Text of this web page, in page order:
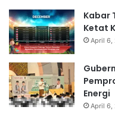
Kabar
Ketat
April 6,
Energi
April 6,